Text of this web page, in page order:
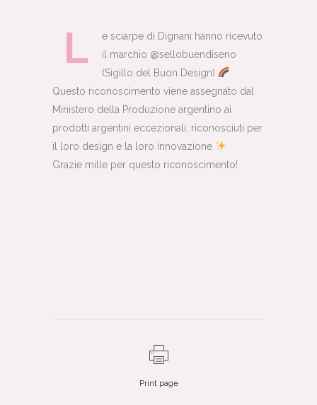
L
e sciarpe di Dignani hanno ricevuto
il marchio @sellobuendiseno
(Sigillo del Buon Design)
Questo riconoscimento viene assegnato dal
Ministero della Produzione argentino ai
prodotti argentini eccezionali, riconosciuti per
il loro design e la loro innovazione
Grazie mille per questo riconoscimento!
Print page